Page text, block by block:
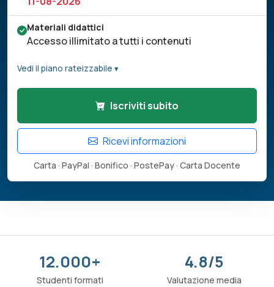
Materiali didattici
Accesso illimitato a tutti i contenuti
Vedi il piano rateizzabile ▾
Iscriviti subito
Ricevi informazioni
Carta · PayPal · Bonifico · PostePay · Carta Docente
12.000+
Studenti formati
4.8/5
Valutazione media